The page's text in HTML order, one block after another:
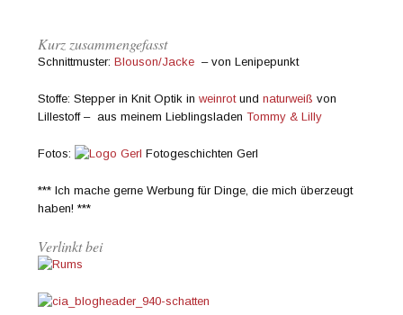
Kurz zusammengefasst
Schnittmuster:Blouson/Jacke – von Lenipepunkt
Stoffe: Stepper in Knit Optik inweinrotundnaturweiß von
Lillestoff – aus meinem LieblingsladenTommy & Lilly
Fotos: Fotogeschichten Gerl
*** Ich mache gerne Werbung für Dinge, die mich überzeugt
haben! ***
Verlinkt bei